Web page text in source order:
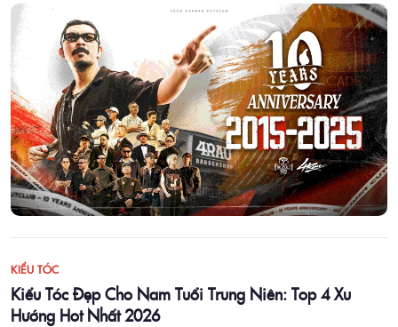
KIỂU TÓC
Kiểu Tóc Đẹp Cho Nam Tuổi Trung Niên: Top 4 Xu
Hướng Hot Nhất 2026